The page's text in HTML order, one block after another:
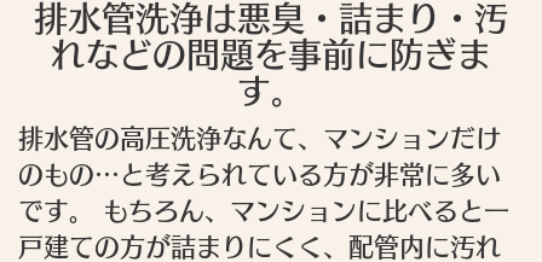
排水管洗浄は悪臭・詰まり・汚
れなどの問題を事前に防ぎま
す。
排水管の高圧洗浄なんて、マンションだけ
のもの…と考えられている方が非常に多い
です。 もちろん、マンションに比べると一
戸建ての方が詰まりにくく、配管内に汚れ